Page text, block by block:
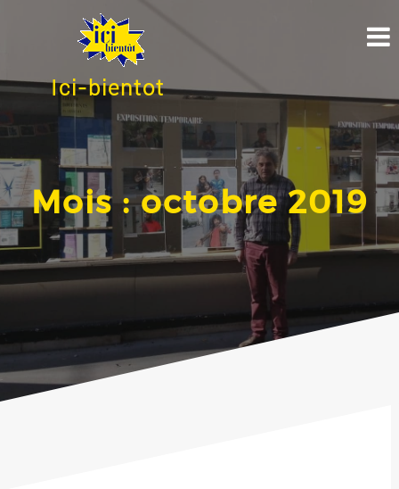
Ici-bientot
Mois :octobre 2019